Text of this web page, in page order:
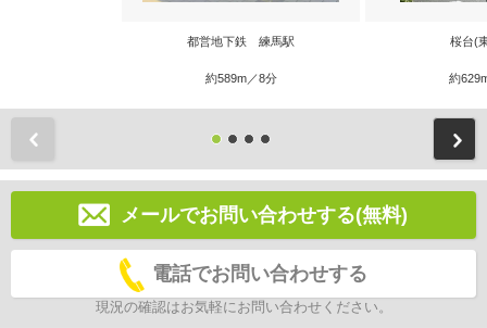
都営地下鉄 練馬駅
約589m／8分
桜台(
約
メールでお問い合わせする(無料)
電話でお問い合わせする
現況の確認はお気軽にお問い合わせください。